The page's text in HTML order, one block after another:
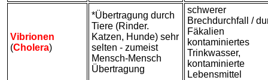
Vibrionen
(Cholera)
*Übertragung durch
Tiere (Rinder.
Katzen, Hunde) sehr
selten - zumeist
Mensch-Mensch
Übertragung
schwerer
Brechdurchfall /
Fäkalien
kontaminiertes
Trinkwasser,
kontaminierte
Lebensmittel